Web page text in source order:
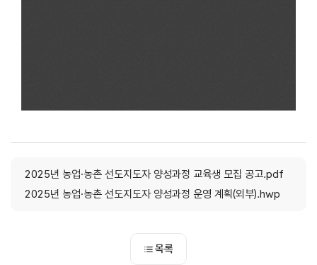
2025년 농업·농촌 선도지도자 양성과정 교육생 모집 공고.pdf
2025년 농업·농촌 선도지도자 양성과정 운영 계획(외부).hwp
목록